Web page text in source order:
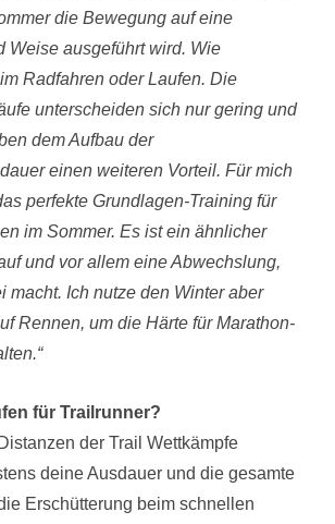
die Bewegung auf eine
Weise ausgeführt wird. Wie
Radfahren oder Laufen. Die
unterscheiden sich nur gering und
dem Aufbau der
einen weiteren Vorteil. Für mich
perfekte Grundlagen-Training für
im Sommer. Es ist ein ähnlicher
und vor allem eine Abwechslung,
macht. Ich nutze den Winter aber
Rennen, um die Härte für Marathon-
für Trailrunner?
der Trail Wettkämpfe
deine Ausdauer und die gesamte
Erschütterung beim schnellen